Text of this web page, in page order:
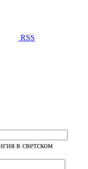
RSS
в светском